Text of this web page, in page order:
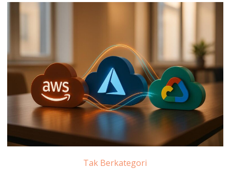
Tak Berkategori